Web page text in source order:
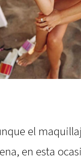
el
en esta